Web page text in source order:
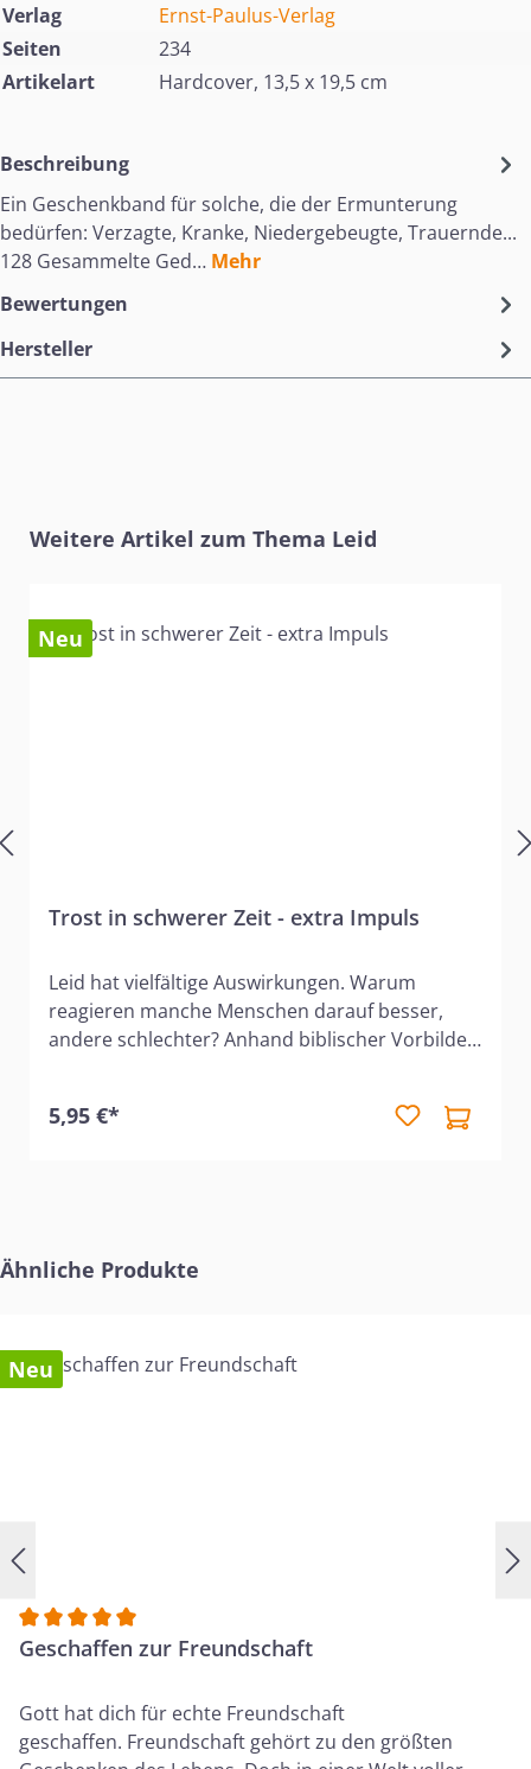
Verlag
Ernst-Paulus-Verlag
Seiten
234
Artikelart
Hardcover, 13,5 x 19,5 cm
Beschreibung
Ein Geschenkband für solche, die der Ermunterung
bedürfen: Verzagte, Kranke, Niedergebeugte, Trauernde...
128 Gesammelte Ged… Mehr
Bewertungen
Hersteller
Produktgalerie überspringen
Weitere Artikel zum Thema Leid
Neu
Trost in schwerer Zeit - extra Impuls
Leid hat vielfältige Auswirkungen. Warum
reagieren manche Menschen darauf besser,
andere schlechter? Anhand biblischer Vorbilder
betrachten das größte Beispiel für Sieg im
5,95 €*
Produktgalerie überspringen
Ähnliche Produkte
Neu
Durchschnittliche Bewertung von 5 von 5 Sternen
Geschaffen zur Freundschaft
Gott hat dich für echte Freundschaft
geschaffen. Freundschaft gehört zu den größten